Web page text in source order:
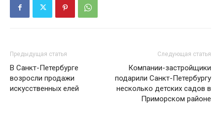
Предыдущая статья
В Санкт-Петербурге
возросли продажи
искусственных елей
Следующая статья
Компании-застройщики
подарили Санкт-Петербургу
несколько детских садов в
Приморском районе